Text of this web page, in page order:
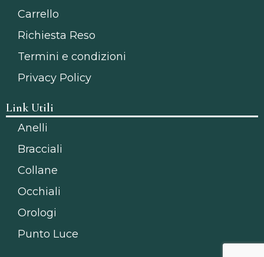
Carrello
Richiesta Reso
Termini e condizioni
Privacy Policy
Link Utili
Anelli
Bracciali
Collane
Occhiali
Orologi
Punto Luce